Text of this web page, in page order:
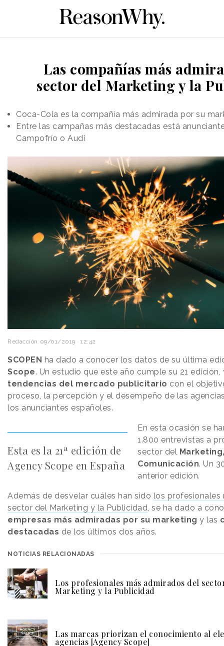
Las compañías más
sector del Marketing y la
Coca-Cola es la compañía más admirada por su
Entre las campañas más destacadas está
Campofrío o Audi
Redacción 09/01/2019 · 12:42
SCOPEN ha dado a conocer los datos de su última
Scope. Un estudio que este año cumple su 21
tendencias del mercado publicitario con el
proceso, la percepción y el desempeño de las
los anunciantes españoles.
Esta es la 21ª edición de
Agency Scope en España
En esta ocasión se
1.800 entrevistas a
sector del
Comunicación. Un
anterior edición.
Además de desvelar cuáles han sido los profesionales
sector del Marketing y la Publicidad, se ha dado a
empresas más admiradas por su marketing y las
destacadas de los últimos dos años.
NOTICIAS RELACIONADAS
Los profesionales más admirados del
Marketing y la Publicidad
Las marcas priorizan el conocimiento al
agencias [Agency Scope]